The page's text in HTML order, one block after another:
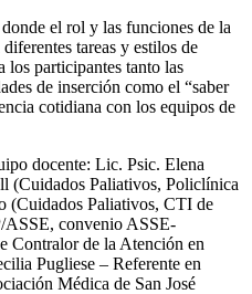
el rol y las funciones de la
tareas y estilos de
los participantes tanto las
de inserción como el “saber
cotidiana con los equipos de
docente: Lic. Psic. Elena
(Cuidados Paliativos, Policlínica
Paliativos, CTI de
convenio ASSE-
Contralor de la Atención en
Pugliese – Referente en
Médica de San José